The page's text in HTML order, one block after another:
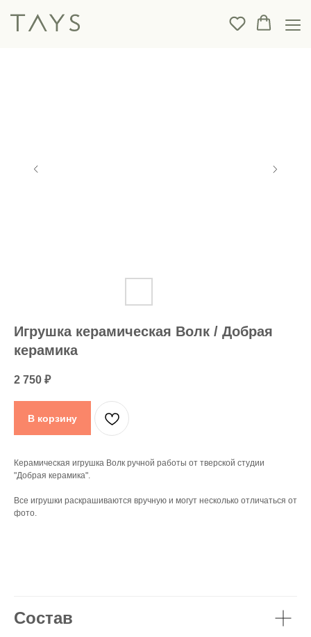
Игрушка керамическая Волк / Добрая
керамика
2 750 ₽
В корзину
Керамическая игрушка Волк ручной работы от тверской студии
"Добрая керамика".
Все игрушки раскрашиваются вручную и могут несколько отличаться от
фото.
Состав